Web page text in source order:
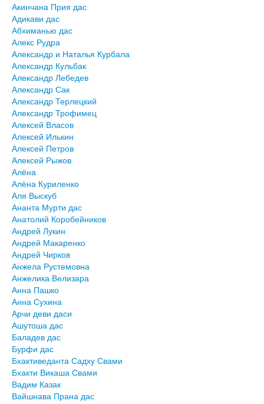
Акинчана Прия дас
Адикави дас
Абхиманью дас
Алекс Рудра
Александр и Наталья Курбала
Александр Кульбак
Александр Лебедев
Александр Сак
Александр Терлецкий
Александр Трофимец
Алексей Власов
Алексей Илькин
Алексей Петров
Алексей Рыжов
Алёна
Алёна Куриленко
Аля Выскуб
Ананта Мурти дас
Анатолий Коробейников
Андрей Лукин
Андрей Макаренко
Андрей Чирков
Анжела Рустемовна
Анжелика Велизара
Анна Пашко
Анна Сухина
Арчи деви даси
Ашутоша дас
Баладев дас
Бурфи дас
Бхактиведанта Садху Свами
Бхакти Викаша Свами
Вадим Казак
Вайшнава Прана дас